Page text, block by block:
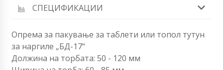
СПЕЦИФИКАЦИИ
Опрема за пакување за таблети или топол тутун
за наргиле „БД-17“
Должина на торбата: 50 - 120 мм